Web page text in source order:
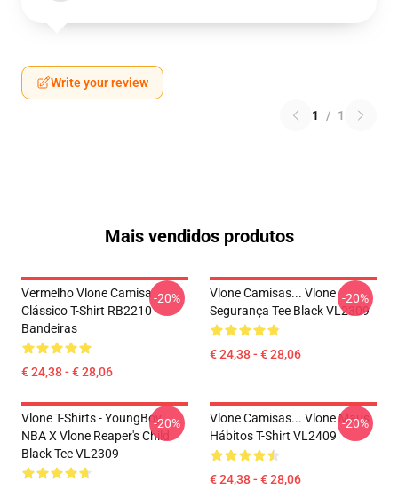
Write your review
1 / 1
Mais vendidos produtos
Vermelho Vlone Camisa
Clássico T-Shirt RB2210
Bandeiras
€ 24,38 - € 28,06
-20%
Vlone Camisas... Vlone
Segurança Tee Black VL2309
€ 24,38 - € 28,06
-20%
Vlone T-Shirts - YoungBoy
NBA X Vlone Reaper's Child
Black Tee VL2309
-20%
Vlone Camisas... Vlone Maus
Hábitos T-Shirt VL2409
€ 24,38 - € 28,06
-20%